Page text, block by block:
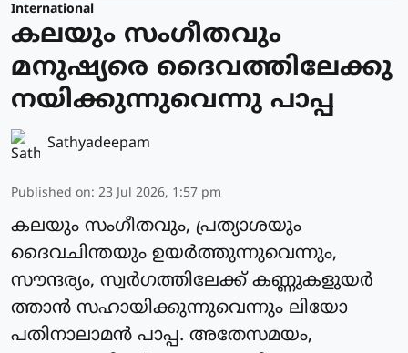
International
കലയും സംഗീതവും
മനുഷ്യരെ ദൈവത്തിലേക്കു
നയിക്കുന്നുവെന്നു പാപ്പ
Sathyadeepam
Published on: 23 Jul 2026, 1:57 pm
കലയും സംഗീതവും, പ്രത്യാശയും
ദൈവചിന്തയും ഉയര്‍ത്തുന്നുവെന്നും,
സൗന്ദര്യം, സ്വർഗത്തിലേക്ക് കണ്ണുകളുയർ
ത്താന്‍ സഹായിക്കുന്നുവെന്നും ലിയോ
പതിനാലാമന്‍ പാപ്പ. അതേസമയം,